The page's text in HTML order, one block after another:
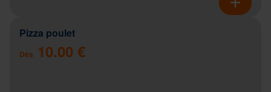
Pizza poulet
Dès 10.00 €